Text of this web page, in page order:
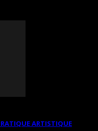
ARTISTIQUE